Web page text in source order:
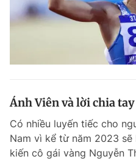
Ánh Viên và lời chia
Có nhiều luyến tiếc cho
Nam vì kể từ năm 2023
kiến cô gái vàng Nguyễn